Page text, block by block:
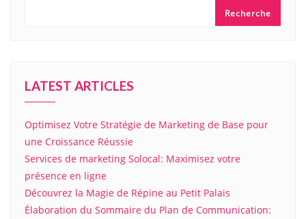
Recherche
LATEST ARTICLES
Optimisez Votre Stratégie de Marketing de Base pour
une Croissance Réussie
Services de marketing Solocal: Maximisez votre
présence en ligne
Découvrez la Magie de Répine au Petit Palais
Élaboration du Sommaire du Plan de Communication: